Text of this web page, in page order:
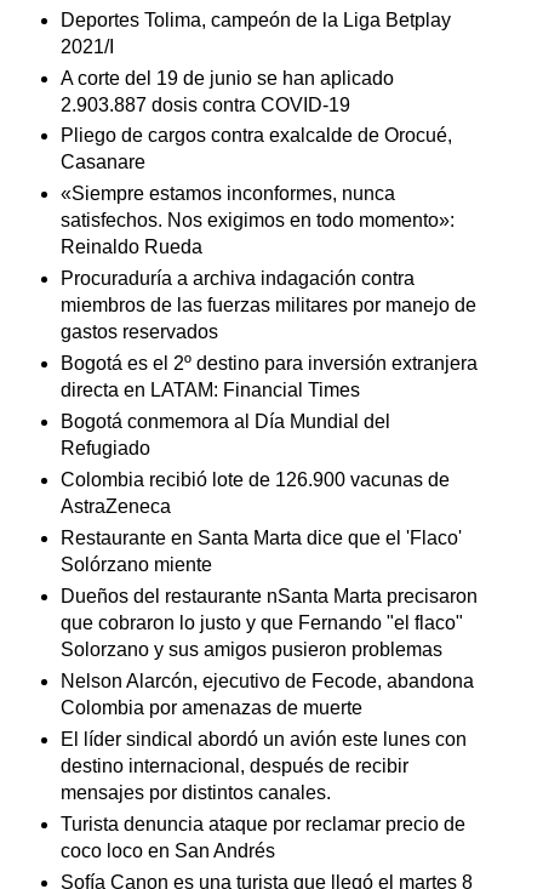
Deportes Tolima, campeón de la Liga Betplay
2021/I
A corte del 19 de junio se han aplicado
2.903.887 dosis contra COVID-19
Pliego de cargos contra exalcalde de Orocué,
Casanare
«Siempre estamos inconformes, nunca
satisfechos. Nos exigimos en todo momento»:
Reinaldo Rueda
Procuraduría a archiva indagación contra
miembros de las fuerzas militares por manejo de
gastos reservados
Bogotá es el 2º destino para inversión extranjera
directa en LATAM: Financial Times
Bogotá conmemora al Día Mundial del
Refugiado
Colombia recibió lote de 126.900 vacunas de
AstraZeneca
Restaurante en Santa Marta dice que el 'Flaco'
Solórzano miente
Dueños del restaurante nSanta Marta precisaron
que cobraron lo justo y que Fernando "el flaco"
Solorzano y sus amigos pusieron problemas
Nelson Alarcón, ejecutivo de Fecode, abandona
Colombia por amenazas de muerte
El líder sindical abordó un avión este lunes con
destino internacional, después de recibir
mensajes por distintos canales.
Turista denuncia ataque por reclamar precio de
coco loco en San Andrés
Sofía Canon es una turista que llegó el martes 8